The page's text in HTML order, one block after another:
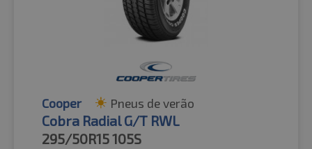
Cooper Pneus de verão
Cobra Radial G/T RWL
295/50R15105S